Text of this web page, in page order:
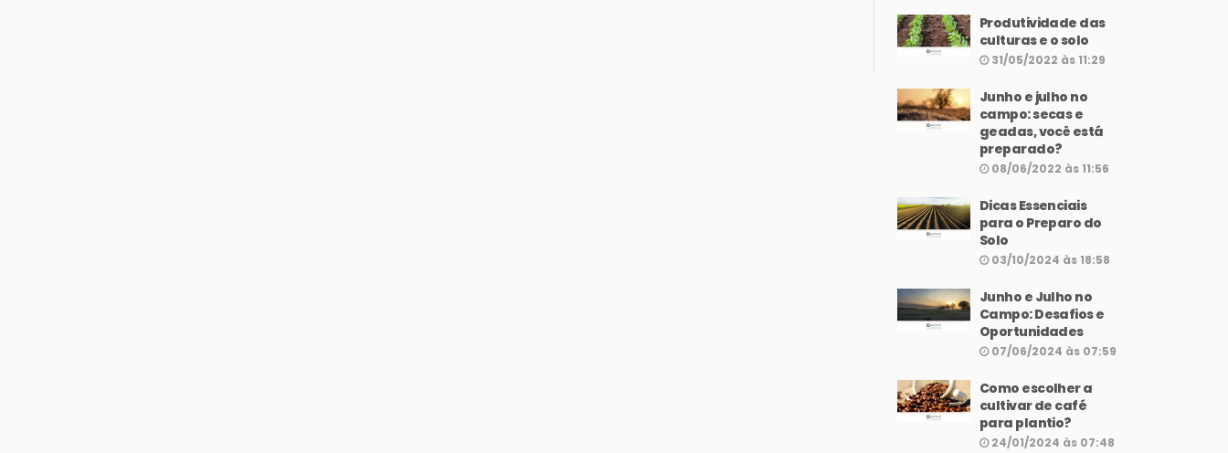
Produtividade das
culturas e o solo
31/05/2022 às 11:29
Junho e julho no
campo: secas e
geadas, você está
preparado?
08/06/2022 às 11:56
Dicas Essenciais
para o Preparo do
Solo
03/10/2024 às 18:58
Junho e Julho no
Campo: Desafios e
Oportunidades
07/06/2024 às 07:59
Como escolher a
cultivar de café
para plantio?
24/01/2024 às 07:48